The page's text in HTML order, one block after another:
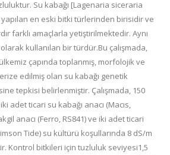
Su kabağı [Lagenaria siceraria
en eski bitki türlerinden birisidir ve
farklı amaçlarla yetiştirilmektedir. Aynı
kullanılan bir türdür.Bu çalışmada,
çapında toplanmış, morfolojik ve
edilmiş olan su kabağı genetik
tepkisi belirlenmiştir. Çalışmada, 150
adet ticari su kabağı anacı (Macıs,
anacı (Ferro, RS841) ve iki adet ticari
Tide) su kültürü koşullarında 8 dS/m
Kontrol bitkileri için tuzluluk seviyesi1,5